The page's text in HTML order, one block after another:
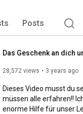
Posts
28,572 views 3 years ago
Dieses Video musst du
müssen alle erfahren!!
enorme Hilfe für unser